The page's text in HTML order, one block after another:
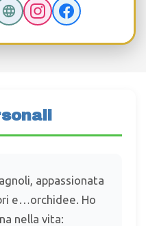
appassionata
e…orchidee. Ho
nella vita: